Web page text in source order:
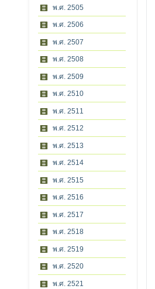
พ.ศ. 2505
พ.ศ. 2506
พ.ศ. 2507
พ.ศ. 2508
พ.ศ. 2509
พ.ศ. 2510
พ.ศ. 2511
พ.ศ. 2512
พ.ศ. 2513
พ.ศ. 2514
พ.ศ. 2515
พ.ศ. 2516
พ.ศ. 2517
พ.ศ. 2518
พ.ศ. 2519
พ.ศ. 2520
พ.ศ. 2521